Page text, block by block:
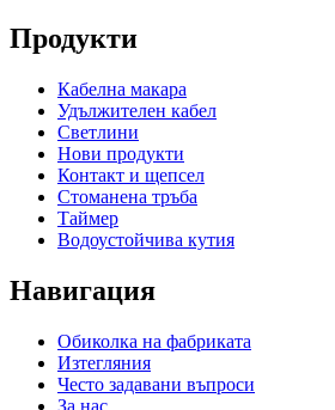
Продукти
Кабелна макара
Удължителен кабел
Светлини
Нови продукти
Контакт и щепсел
Стоманена тръба
Таймер
Водоустойчива кутия
Навигация
Обиколка на фабриката
Изтегляния
Често задавани въпроси
За нас